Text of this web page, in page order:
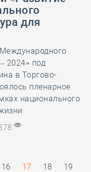
для
2024» под
в Торгово-
пленарное
национального
16 17 18
19